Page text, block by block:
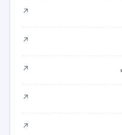
↗
↗
↗
↗
↗